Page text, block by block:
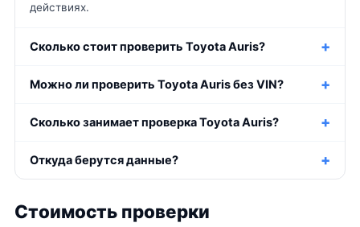
действиях.
Сколько стоит проверить Toyota Auris?
Можно ли проверить Toyota Auris без VIN?
Сколько занимает проверка Toyota Auris?
Откуда берутся данные?
Стоимость проверки